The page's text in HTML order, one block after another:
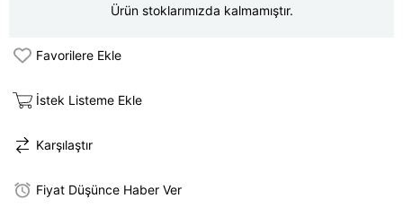
Ürün stoklarımızda kalmamıştır.
Favorilere Ekle
İstek Listeme Ekle
Karşılaştır
Fiyat Düşünce Haber Ver